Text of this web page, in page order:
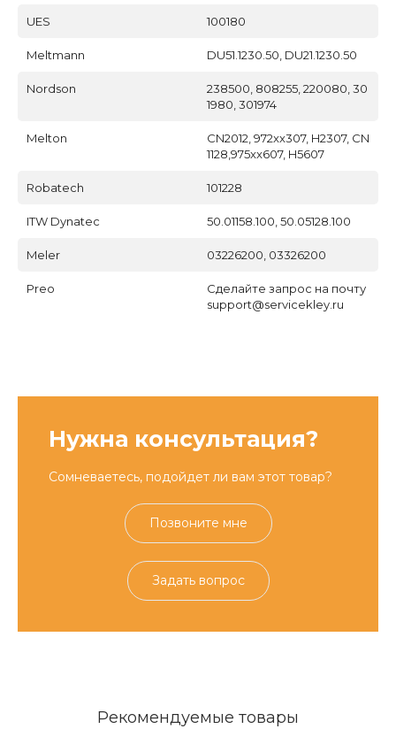
UES 100180
Meltmann DU51.1230.50, DU21.1230.50
Nordson
238500, 808255, 220080, 30
1980, 301974
Melton
CN2012, 972xx307, H2307, CN
1128,975xx607, H5607
Robatech 101228
ITW Dynatec 50.01158.100, 50.05128.100
Meler 03226200, 03326200
Preo
Сделайте запрос на почту
support@servicekley.ru
Нужна консультация?
Сомневаетесь, подойдет ли вам этот товар?
Позвоните мне
Задать вопрос
Рекомендуемые товары